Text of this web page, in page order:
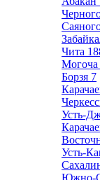
Чита
Могоча
Борзя 7
Усть-
Усть-
Южно-